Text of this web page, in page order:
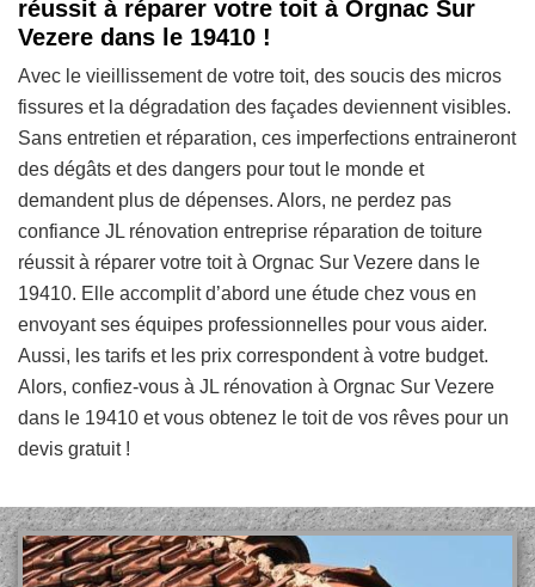
réussit à réparer votre toit à Orgnac Sur
Vezere dans le 19410 !
Avec le vieillissement de votre toit, des soucis des micros
fissures et la dégradation des façades deviennent visibles.
Sans entretien et réparation, ces imperfections entraineront
des dégâts et des dangers pour tout le monde et
demandent plus de dépenses. Alors, ne perdez pas
confiance JL rénovation entreprise réparation de toiture
réussit à réparer votre toit à Orgnac Sur Vezere dans le
19410. Elle accomplit d’abord une étude chez vous en
envoyant ses équipes professionnelles pour vous aider.
Aussi, les tarifs et les prix correspondent à votre budget.
Alors, confiez-vous à JL rénovation à Orgnac Sur Vezere
dans le 19410 et vous obtenez le toit de vos rêves pour un
devis gratuit !